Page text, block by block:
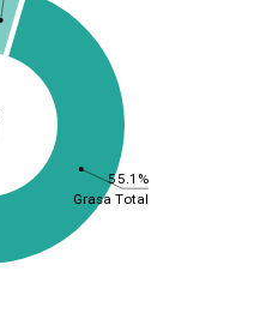
55.1%
Grasa Total